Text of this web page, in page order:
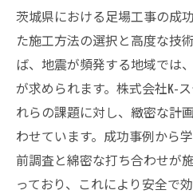
茨城県における足場工事の成
た施工方法の選択と高度な技
ば、地震が頻発する地域では
が求められます。株式会社K-
れらの課題に対し、緻密な計
わせています。成功事例から
前調査と綿密な打ち合わせが
っており、これにより安全で